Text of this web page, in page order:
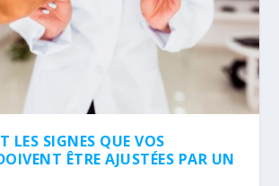
LES SIGNES QUE VOS
ÊTRE AJUSTÉES PAR UN